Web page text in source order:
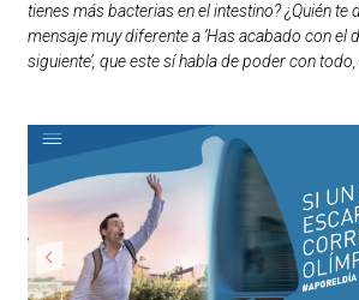
tienes más bacterias en el intestino? ¿Quién te
mensaje muy diferente a ‘Has acabado con el
siguiente’, que este sí habla de poder con